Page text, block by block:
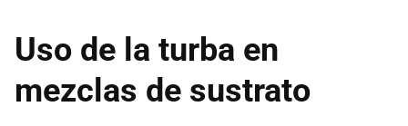
Uso de la turba en
mezclas de sustrato